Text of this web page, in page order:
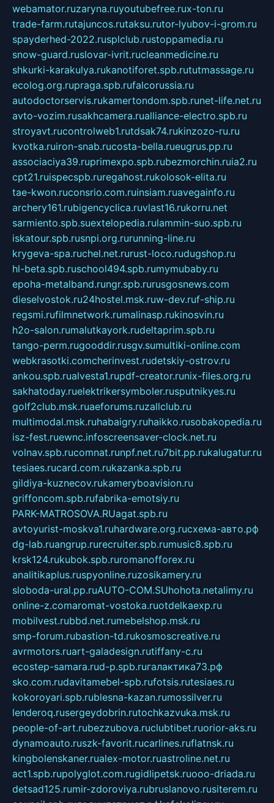
webamator.ruzaryna.ruyoutubefree.rux-ton.ru
trade-farm.rutajuncos.rutaksu.rutor-lyubov-i-grom.ru
spayderhed-2022.rusplclub.rustoppamedia.ru
snow-guard.ruslovar-ivrit.rucleanmedicine.ru
shkurki-karakulya.rukanotiforet.spb.rututmassage.ru
ecolog.org.rupraga.spb.rufalcorussia.ru
autodoctorservis.rukamertondom.spb.runet-life.net.ru
avto-vozim.rusakhcamera.rualliance-electro.spb.ru
stroyavt.rucontrolweb1.rutdsak74.rukinzozo-ru.ru
kvotka.ruiron-snab.rucosta-bella.rueugrus.pp.ru
associaciya39.ruprimexpo.spb.rubezmorchin.ruia2.ru
cpt21.ruispecspb.ruregahost.rukolosok-elita.ru
tae-kwon.ruconsrio.com.ruinsiam.ruavegainfo.ru
archery161.rubigencyclica.ruvlast16.rukorru.net
sarmiento.spb.suextelopedia.rulammin-suo.spb.ru
iskatour.spb.rusnpi.org.rurunning-line.ru
krygeva-spa.ruchel.net.rurust-loco.rudugshop.ru
hl-beta.spb.ruschool494.spb.rumymubaby.ru
epoha-metalband.rungr.spb.rurusgosnews.com
dieselvostok.ru24hostel.msk.ruw-dev.ruf-ship.ru
regsmi.rufilmnetwork.rumalinasp.rukinosvin.ru
h2o-salon.rumalutkayork.rudeltaprim.spb.ru
tango-perm.rugooddir.rusgv.sumultiki-online.com
webkrasotki.comcherinvest.rudetskiy-ostrov.ru
ankou.spb.rualvesta1.rupdf-creator.runix-files.org.ru
sakhatoday.ruelektrikersymboler.rusputnikyes.ru
golf2club.msk.ruaeforums.ruzallclub.ru
multimodal.msk.ruhabaigry.ruhaikko.rusobakopedia.ru
isz-fest.ruewnc.infoscreensaver-clock.net.ru
volnav.spb.rucomnat.runpf.net.ru7bit.pp.rukalugatur.ru
tesiaes.rucard.com.rukazanka.spb.ru
gildiya-kuznecov.rukameryboavision.ru
griffoncom.spb.rufabrika-emotsiy.ru
PARK-MATROSOVA.RUagat.spb.ru
avtoyurist-moskva1.ruhardware.org.ruсхема-авто.рф
dg-lab.ruangrup.rurecruiter.spb.rumusic8.spb.ru
krsk124.rukubok.spb.ruromanofforex.ru
analitikaplus.ruspyonline.ruzosikamery.ru
sloboda-ural.pp.ruAUTO-COM.SUhohota.netalimy.ru
online-z.comaromat-vostoka.ruotdelkaexp.ru
mobilvest.rubbd.net.rumebelshop.msk.ru
smp-forum.rubastion-td.rukosmoscreative.ru
avrmotors.ruart-galadesign.rutiffany-c.ru
ecostep-samara.rud-p.spb.ruгалактика73.рф
sko.com.rudavitamebel-spb.rufotsis.rutesiaes.ru
kokoroyari.spb.rublesna-kazan.rumossilver.ru
lenderoq.rusergeydobrin.rutochkazvuka.msk.ru
people-of-art.rubezzubova.ruclubtibet.ruorior-aks.ru
dynamoauto.ruszk-favorit.rucarlines.ruflatnsk.ru
kingbolenskaner.rualex-motor.ruastroline.net.ru
act1.spb.rupolyglot.com.rugidlipetsk.ruooo-driada.ru
detsad125.rumir-zdoroviya.rubruslanovo.rusiterem.ru